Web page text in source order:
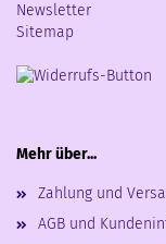
Newsletter
Sitemap
Mehr über...
Zahlung und
AGB und